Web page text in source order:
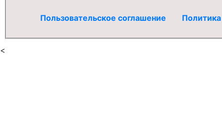
Пользовательское соглашение
<